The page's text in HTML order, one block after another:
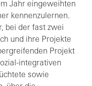
Jahr eingeweihten
kennenzulernen.
bei der fast zwei
und ihre Projekte
Projekt
integrativen
sowie